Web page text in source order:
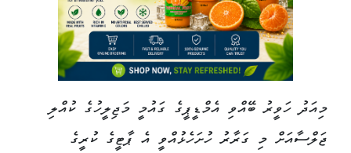
މިއަދު ހަވީރު ބޭއްވި އެމްޑީޕީގެ ގައުމީ މަޖިލީހުގެ ކުއްލި
ޖަލްސާއަށް މި ގަރާރު ހުށަހެޅުއްވީ އެ ޕާޓީގެ ކުރީގެ